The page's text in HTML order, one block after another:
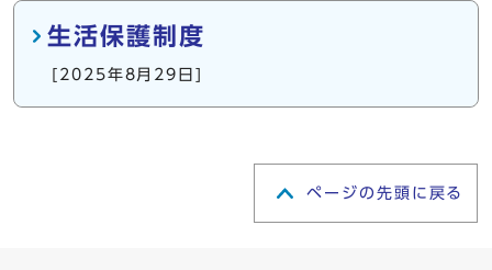
メインメニュー
生活保護制度
[2025年8月29日]
ページの先頭に戻る